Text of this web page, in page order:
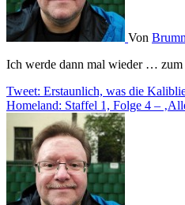
Von
Ich werde dann mal wieder …
Beitragsnavigation
Tweet: Erstaunlich, was die
Homeland: Staffel 1, Folge 4 –